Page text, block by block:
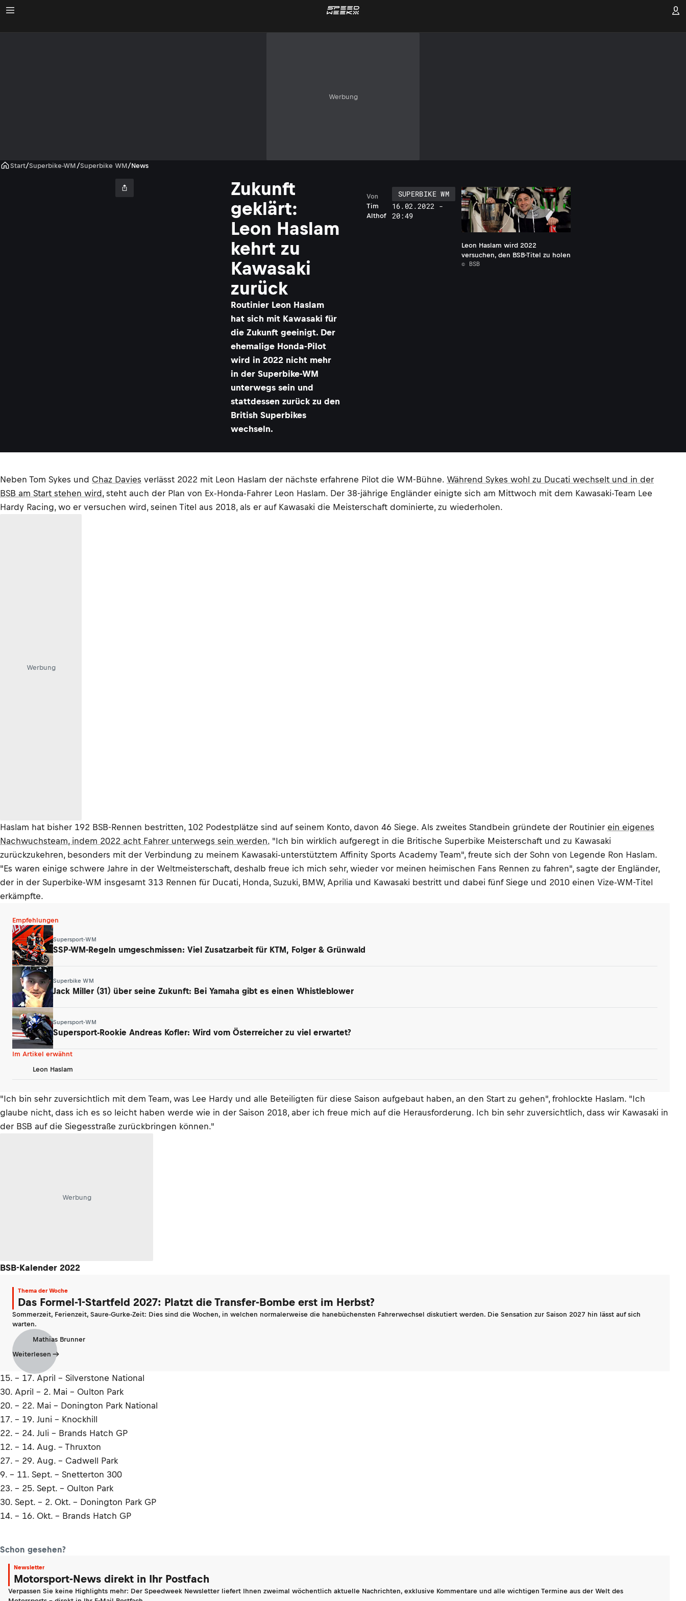
Werbung
Start/Superbike-WM /Superbike WM/News
Zukunft
geklärt:
Leon Haslam
kehrt zu
Kawasaki
zurück
Routinier Leon Haslam
hat sich mit Kawasaki für
die Zukunft geeinigt. Der
ehemalige Honda-Pilot
wird in 2022 nicht mehr
in der Superbike-WM
unterwegs sein und
stattdessen zurück zu den
British Superbikes
wechseln.
Tim
Althof
Von
SUPERBIKE WM
16.02.2022 -
20:49
Leon Haslam wird 2022
versuchen, den BSB-Titel zu holen
© BSB
Neben Tom Sykes und Chaz Davies verlässt 2022 mit Leon Haslam der nächste erfahrene Pilot die WM-Bühne. Während Sykes wohl zu Ducati wechselt und in der
BSB am Start stehen wird, steht auch der Plan von Ex-Honda-Fahrer Leon Haslam. Der 38-jährige Engländer einigte sich am Mittwoch mit dem Kawasaki-Team Lee
Hardy Racing, wo er versuchen wird, seinen Titel aus 2018, als er auf Kawasaki die Meisterschaft dominierte, zu wiederholen.
Werbung
Haslam hat bisher 192 BSB-Rennen bestritten, 102 Podestplätze sind auf seinem Konto, davon 46 Siege. Als zweites Standbein gründete der Routinier ein eigenes
Nachwuchsteam, indem 2022 acht Fahrer unterwegs sein werden. "Ich bin wirklich aufgeregt in die Britische Superbike Meisterschaft und zu Kawasaki
zurückzukehren, besonders mit der Verbindung zu meinem Kawasaki-unterstütztem Affinity Sports Academy Team", freute sich der Sohn von Legende Ron Haslam.
"Es waren einige schwere Jahre in der Weltmeisterschaft, deshalb freue ich mich sehr, wieder vor meinen heimischen Fans Rennen zu fahren", sagte der Engländer,
der in der Superbike-WM insgesamt 313 Rennen für Ducati, Honda, Suzuki, BMW, Aprilia und Kawasaki bestritt und dabei fünf Siege und 2010 einen Vize-WM-Titel
erkämpfte.
Empfehlungen
Supersport-WM
SSP-WM-Regeln umgeschmissen: Viel Zusatzarbeit für KTM, Folger & Grünwald
Superbike WM
Jack Miller (31) über seine Zukunft: Bei Yamaha gibt es einen Whistleblower
Supersport-WM
Supersport-Rookie Andreas Kofler: Wird vom Österreicher zu viel erwartet?
Im Artikel erwähnt
Leon Haslam
"Ich bin sehr zuversichtlich mit dem Team, was Lee Hardy und alle Beteiligten für diese Saison aufgebaut haben, an den Start zu gehen", frohlockte Haslam. "Ich
glaube nicht, dass ich es so leicht haben werde wie in der Saison 2018, aber ich freue mich auf die Herausforderung. Ich bin sehr zuversichtlich, dass wir Kawasaki in
der BSB auf die Siegesstraße zurückbringen können."
Werbung
BSB-Kalender 2022
Thema der Woche
Das Formel-1-Startfeld 2027: Platzt die Transfer-Bombe erst im Herbst?
Sommerzeit, Ferienzeit, Saure-Gurke-Zeit: Dies sind die Wochen, in welchen normalerweise die hanebüchensten Fahrerwechsel diskutiert werden. Die Sensation zur Saison 2027 hin lässt auf sich
warten.
Mathias Brunner
Weiterlesen
15. - 17. April – Silverstone National
30. April - 2. Mai – Oulton Park
20. - 22. Mai – Donington Park National
17. - 19. Juni – Knockhill
22. - 24. Juli – Brands Hatch GP
12. - 14. Aug. – Thruxton
27. - 29. Aug. – Cadwell Park
9. - 11. Sept. – Snetterton 300
23. - 25. Sept. – Oulton Park
30. Sept. - 2. Okt. – Donington Park GP
14. - 16. Okt. – Brands Hatch GP
Schon gesehen?
Newsletter
Motorsport-News direkt in Ihr Postfach
Verpassen Sie keine Highlights mehr: Der Speedweek Newsletter liefert Ihnen zweimal wöchentlich aktuelle Nachrichten, exklusive Kommentare und alle wichtigen Termine aus der Welt des